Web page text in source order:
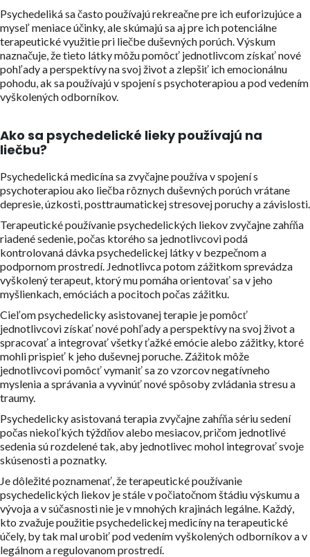
Psychedeliká sa často používajú rekreačne pre ich euforizujúce a
myseľ meniace účinky, ale skúmajú sa aj pre ich potenciálne
terapeutické využitie pri liečbe duševných porúch. Výskum
naznačuje, že tieto látky môžu pomôcť jednotlivcom získať nové
pohľady a perspektívy na svoj život a zlepšiť ich emocionálnu
pohodu, ak sa používajú v spojení s psychoterapiou a pod vedením
vyškolených odborníkov.
Ako sa psychedelické lieky používajú na
liečbu?
Psychedelická medicína sa zvyčajne používa v spojení s
psychoterapiou ako liečba rôznych duševných porúch vrátane
depresie, úzkosti, posttraumatickej stresovej poruchy a závislosti.
Terapeutické používanie psychedelických liekov zvyčajne zahŕňa
riadené sedenie, počas ktorého sa jednotlivcovi podá
kontrolovaná dávka psychedelickej látky v bezpečnom a
podpornom prostredí. Jednotlivca potom zážitkom sprevádza
vyškolený terapeut, ktorý mu pomáha orientovať sa v jeho
myšlienkach, emóciách a pocitoch počas zážitku.
Cieľom psychedelicky asistovanej terapie je pomôcť
jednotlivcovi získať nové pohľady a perspektívy na svoj život a
spracovať a integrovať všetky ťažké emócie alebo zážitky, ktoré
mohli prispieť k jeho duševnej poruche. Zážitok môže
jednotlivcovi pomôcť vymaniť sa zo vzorcov negatívneho
myslenia a správania a vyvinúť nové spôsoby zvládania stresu a
traumy.
Psychedelicky asistovaná terapia zvyčajne zahŕňa sériu sedení
počas niekoľkých týždňov alebo mesiacov, pričom jednotlivé
sedenia sú rozdelené tak, aby jednotlivec mohol integrovať svoje
skúsenosti a poznatky.
Je dôležité poznamenať, že terapeutické používanie
psychedelických liekov je stále v počiatočnom štádiu výskumu a
vývoja a v súčasnosti nie je v mnohých krajinách legálne. Každý,
kto zvažuje použitie psychedelickej medicíny na terapeutické
účely, by tak mal urobiť pod vedením vyškolených odborníkov a v
legálnom a regulovanom prostredí.